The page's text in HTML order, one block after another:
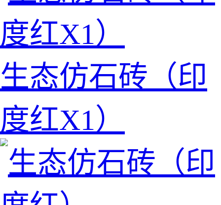
生态仿石砖（印
度红X1）